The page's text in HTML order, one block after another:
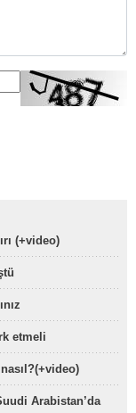
(+video)
etmeli
nasıl?(+video)
Arabistan’da